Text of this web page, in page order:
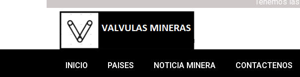
INICIO PAISES NOTICIA MINERA CONTACTENOS